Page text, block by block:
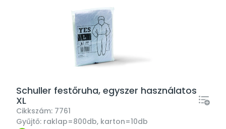
Schuller festőruha, egyszer használatos
XL
Cikkszám: 7761
Gyűjtő: raklap=800db, karton=10db